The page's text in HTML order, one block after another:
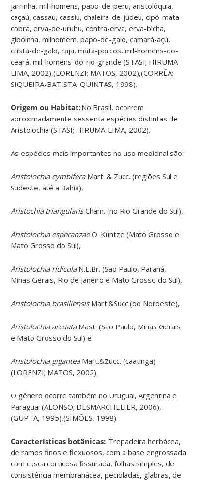
jarrinha, mil-homens, papo-de-peru, aristolóquia,
caçaú, cassau, cassiu, chaleira-de-judeu, cipó-mata-
cobra, erva-de-urubu, contra-erva, erva-bicha,
giboinha, milhomem, papo-de-galo, camará-açú,
crista-de-galo, raja, mata-porcos, mil-homens-do-
ceará, mil-homens-do-rio-grande (STASI; HIRUMA-
LIMA, 2002),(LORENZI; MATOS, 2002),(CORRÊA;
SIQUEIRA-BATISTA; QUINTAS, 1998).
Origem ou Habitat: No Brasil, ocorrem
aproximadamente sessenta espécies distintas de
Aristolochia (STASI; HIRUMA-LIMA, 2002).
As espécies mais importantes no uso medicinal são:
Aristolochia cymbiferaMart. & Zucc. (regiões Sul e
Sudeste, até a Bahia),
Aristochia triangularisCham. (no Rio Grande do Sul),
Aristolochia esperanzaeO. Kuntze (Mato Grosso e
Mato Grosso do Sul),
Aristolochia ridiculaN.E.Br. (São Paulo, Paraná,
Minas Gerais, Rio de Janeiro e Mato Grosso do Sul),
Aristolochia brasiliensisMart.&Succ.(do Nordeste),
Aristolochia arcuataMast. (São Paulo, Minas Gerais
e Mato Grosso do Sul) e
Aristolochia giganteaMart.&Zucc. (caatinga)
(LORENZI; MATOS, 2002).
O gênero ocorre também no Uruguai, Argentina e
Paraguai (ALONSO; DESMARCHELIER, 2006),
(GUPTA, 1995),(SIMÕES, 1998).
Características botânicas: Trepadeira herbácea,
de ramos finos e flexuosos, com a base engrossada
com casca corticosa fissurada, folhas simples, de
consistência membranácea, pecioladas, glabras, de